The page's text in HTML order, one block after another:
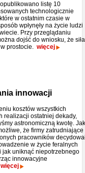
listę 10
technologicznie
w ostatnim czasie w
wpłynęły na życie ludzi
Przy przeglądaniu
dojść do wniosku, że siła
prostocie. więcej
innowacji
kosztów wszystkich
realizacji ostatniej dekady,
astronomiczną kwotę. Jak
że firmy zatrudniające
pracowników
w życie feralnych
jak uniknąć niepotrzebnego
innowacyjne
więcej